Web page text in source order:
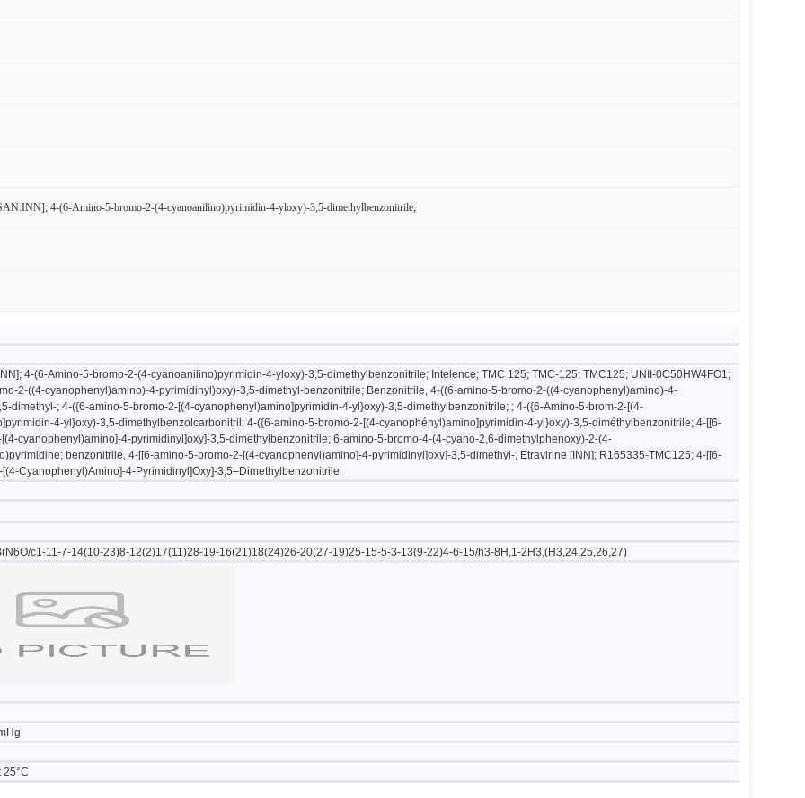
4-(6-Amino-5-bromo-2-(4-cyanoanilino)pyrimidin-4-yloxy)-3,5-dimethylbenzonitrile;
4-(6-Amino-5-bromo-2-(4-cyanoanilino)pyrimidin-4-yloxy)-3,5-dimethylbenzonitrile; Intelence; TMC 125; TMC-125; TMC125; UNII-0C50HW4FO1;
2-((4-cyanophenyl)amino)-4-pyrimidinyl)oxy)-3,5-dimethyl-benzonitrile; Benzonitrile, 4-((6-amino-5-bromo-2-((4-cyanophenyl)amino)-4-
dimethyl-; 4-({6-amino-5-bromo-2-[(4-cyanophenyl)amino]pyrimidin-4-yl}oxy)-3,5-dimethylbenzonitrile; ; 4-({6-Amino-5-brom-2-[(4-
4-yl}oxy)-3,5-dimethylbenzolcarbonitril; 4-({6-amino-5-bromo-2-[(4-cyanophényl)amino]pyrimidin-4-yl}oxy)-3,5-diméthylbenzonitrile; 4-[[6-
cyanophenyl)amino]-4-pyrimidinyl]oxy]-3,5-dimethylbenzonitrile; 6-amino-5-bromo-4-(4-cyano-2,6-dimethylphenoxy)-2-(4-
benzonitrile, 4-[[6-amino-5-bromo-2-[(4-cyanophenyl)amino]-4-pyrimidinyl]oxy]-3,5-dimethyl-; Etravirine [INN]; R165335-TMC125; 4-[[6-
Cyanophenyl)Amino]-4-Pyrimidinyl]Oxy]-3,5–Dimethylbenzonitrile
c1-11-7-14(10-23)8-12(2)17(11)28-19-16(21)18(24)26-20(27-19)25-15-5-3-13(9-22)4-6-15/h3-8H,1-2H3,(H3,24,25,26,27)